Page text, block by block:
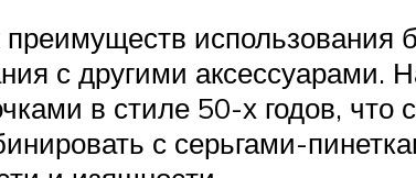
использования
с другими
в стиле 50-х годов, что
с серьгами-